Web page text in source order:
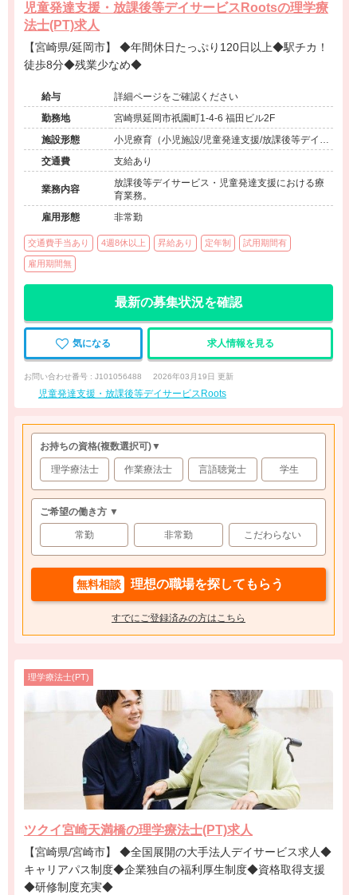
児童発達支援・放課後等デイサービスRootsの理学療
法士(PT)求人
【宮崎県/延岡市】 ◆年間休日たっぷり120日以上◆駅チカ！
徒歩8分◆残業少なめ◆
給与
詳細ページをご確認ください
勤務地
宮崎県延岡市祇園町1-4-6 福田ビル2F
施設形態
小児療育（小児施設/児童発達支援/放課後等デイサ
ービス）
交通費 支給あり
業務内容
放課後等デイサービス・児童発達支援における療
育業務。
雇用形態
非常勤
交通費手当あり 4週8休以上 昇給あり 定年制 試用期間有
雇用期間無
最新の募集状況を確認
気になる 求人情報を見る
お問い合わせ番号 : J101056488 2026年03月19日 更新
児童発達支援・放課後等デイサービスRoots
お持ちの資格(複数選択可)▼
理学療法士 作業療法士 言語聴覚士 学生
ご希望の働き方 ▼
常勤 非常勤 こだわらない
無料相談 理想の職場を探してもらう
すでにご登録済みの方はこちら
理学療法士(PT)
ツクイ宮崎天満橋の理学療法士(PT)求人
【宮崎県/宮崎市】 ◆全国展開の大手法人デイサービス求人◆
キャリアパス制度◆企業独自の福利厚生制度◆資格取得支援
◆研修制度充実◆